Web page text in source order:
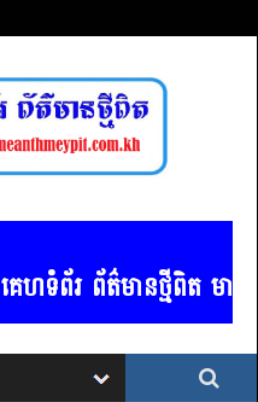
គេហទំព័រ ព័ត៌មានថ្មីពិត ម